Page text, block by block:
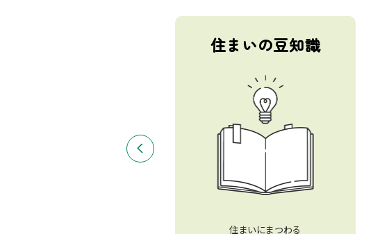
住まいの豆知識
住まいにまつわる